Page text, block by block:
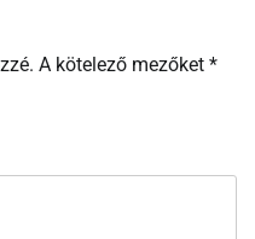
A kötelező mezőket *